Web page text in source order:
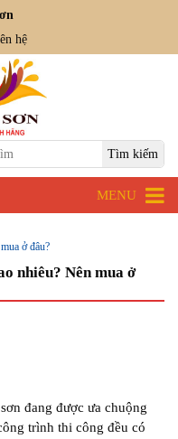
hệ
MENU
ở đâu?
nhiêu? Nên mua ở
đang được ưa chuộng
trình thi công đều có